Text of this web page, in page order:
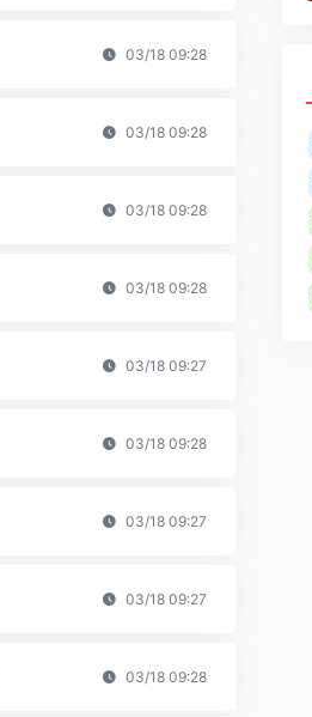
03/18 09:28
03/18 09:28
03/18 09:28
03/18 09:28
03/18 09:27
03/18 09:28
03/18 09:27
03/18 09:27
03/18 09:28